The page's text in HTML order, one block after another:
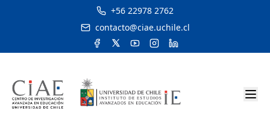
+56 22978 2762
contacto@ciae.uchile.cl